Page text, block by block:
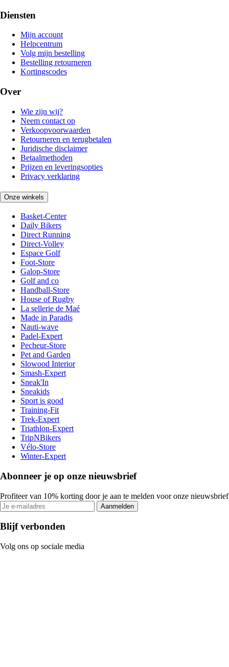
Diensten
Mijn account
Helpcentrum
Volg mijn bestelling
Bestelling retourneren
Kortingscodes
Over
Wie zijn wij?
Neem contact op
Verkoopvoorwaarden
Retourneren en terugbetalen
Juridische disclaimer
Betaalmethoden
Prijzen en leveringsopties
Privacy verklaring
Onze winkels
Basket-Center
Daily Bikers
Direct Running
Direct-Volley
Espace Golf
Foot-Store
Galop-Store
Golf and co
Handball-Store
House of Rugby
La sellerie de Maé
Made in Paradis
Nauti-wave
Padel-Expert
Pecheur-Store
Pet and Garden
Slowood Interior
Smash-Expert
Sneak'In
Sneakids
Sport is good
Training-Fit
Trek-Expert
Triathlon-Expert
TripNBikers
Vélo-Store
Winter-Expert
Abonneer je op onze nieuwsbrief
Profiteer van 10% korting door je aan te melden voor onze nieuwsbrief
Aanmelden
Blijf verbonden
Volg ons op sociale media